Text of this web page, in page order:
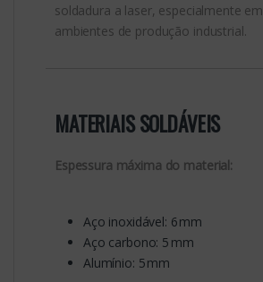
soldadura a laser, especialmente em
ambientes de produção industrial.
MATERIAIS SOLDÁVEIS
Espessura máxima do material:
Aço inoxidável: 6 mm
Aço carbono: 5 mm
Alumínio: 5 mm